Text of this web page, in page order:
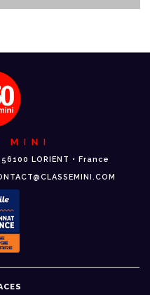
MINI
56100 LORIENT • France